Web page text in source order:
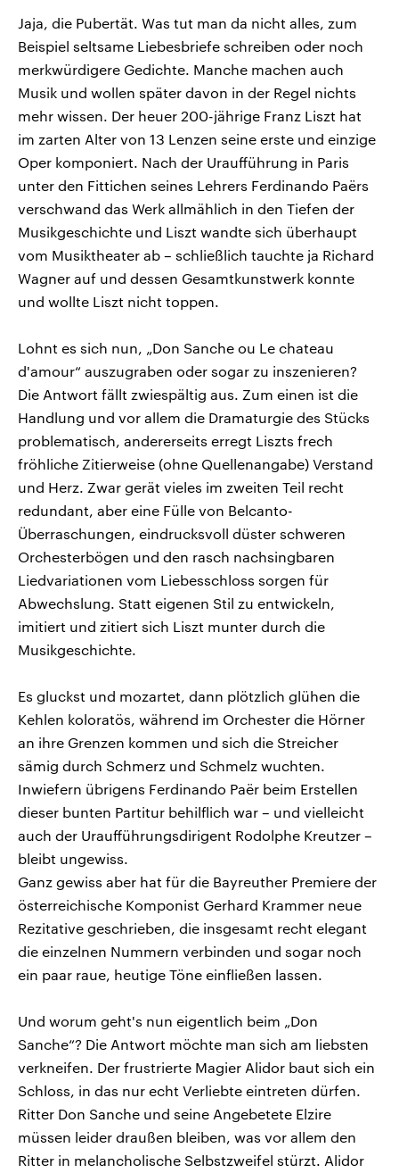
Jaja, die Pubertät. Was tut man da nicht alles, zum
Beispiel seltsame Liebesbriefe schreiben oder noch
merkwürdigere Gedichte. Manche machen auch
Musik und wollen später davon in der Regel nichts
mehr wissen. Der heuer 200-jährige Franz Liszt hat
im zarten Alter von 13 Lenzen seine erste und einzige
Oper komponiert. Nach der Uraufführung in Paris
unter den Fittichen seines Lehrers Ferdinando Paërs
verschwand das Werk allmählich in den Tiefen der
Musikgeschichte und Liszt wandte sich überhaupt
vom Musiktheater ab – schließlich tauchte ja Richard
Wagner auf und dessen Gesamtkunstwerk konnte
und wollte Liszt nicht toppen.
Lohnt es sich nun, „Don Sanche ou Le chateau
d'amour“ auszugraben oder sogar zu inszenieren?
Die Antwort fällt zwiespältig aus. Zum einen ist die
Handlung und vor allem die Dramaturgie des Stücks
problematisch, andererseits erregt Liszts frech
fröhliche Zitierweise (ohne Quellenangabe) Verstand
und Herz. Zwar gerät vieles im zweiten Teil recht
redundant, aber eine Fülle von Belcanto-
Überraschungen, eindrucksvoll düster schweren
Orchesterbögen und den rasch nachsingbaren
Liedvariationen vom Liebesschloss sorgen für
Abwechslung. Statt eigenen Stil zu entwickeln,
imitiert und zitiert sich Liszt munter durch die
Musikgeschichte.
Es gluckst und mozartet, dann plötzlich glühen die
Kehlen koloratös, während im Orchester die Hörner
an ihre Grenzen kommen und sich die Streicher
sämig durch Schmerz und Schmelz wuchten.
Inwiefern übrigens Ferdinando Paër beim Erstellen
dieser bunten Partitur behilflich war – und vielleicht
auch der Uraufführungsdirigent Rodolphe Kreutzer –
bleibt ungewiss.
Ganz gewiss aber hat für die Bayreuther Premiere der
österreichische Komponist Gerhard Krammer neue
Rezitative geschrieben, die insgesamt recht elegant
die einzelnen Nummern verbinden und sogar noch
ein paar raue, heutige Töne einfließen lassen.
Und worum geht's nun eigentlich beim „Don
Sanche“? Die Antwort möchte man sich am liebsten
verkneifen. Der frustrierte Magier Alidor baut sich ein
Schloss, in das nur echt Verliebte eintreten dürfen.
Ritter Don Sanche und seine Angebetete Elzire
müssen leider draußen bleiben, was vor allem den
Ritter in melancholische Selbstzweifel stürzt. Alidor